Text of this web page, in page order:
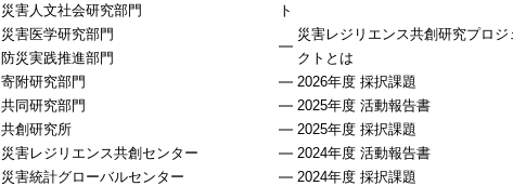
災害人文社会研究部門
災害医学研究部門
防災実践推進部門
寄附研究部門
共同研究部門
共創研究所
災害レジリエンス共創センター
災害統計グローバルセンター
ト
災害レジリエンス共創研究プロジ
クトとは
2026年度 採択課題
2025年度 活動報告書
2025年度 採択課題
2024年度 活動報告書
2024年度 採択課題